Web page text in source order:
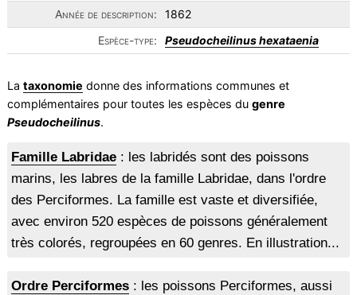
Année de description:
1862
Espèce-type:
Pseudocheilinus hexataenia
La taxonomie donne des informations communes et
complémentaires pour toutes les espèces du genre
Pseudocheilinus.
Famille Labridae: les labridés sont des poissons
marins, les labres de la famille Labridae, dans l'ordre
des Perciformes. La famille est vaste et diversifiée,
avec environ 520 espèces de poissons généralement
très colorés, regroupées en 60 genres. En illustration...
Ordre Perciformes: les poissons Perciformes, aussi